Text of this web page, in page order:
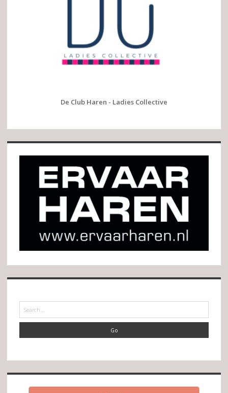
De Club Haren - Ladies Collective